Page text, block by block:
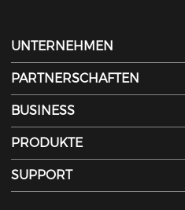
UNTERNEHMEN
PARTNERSCHAFTEN
BUSINESS
PRODUKTE
SUPPORT